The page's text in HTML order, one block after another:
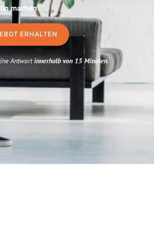
machen:
ERHALTEN
Antwortinnerhalb von 15 Minuten.